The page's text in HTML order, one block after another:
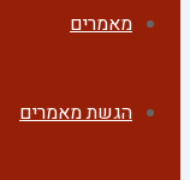
מאמרים
הגשת מאמרים